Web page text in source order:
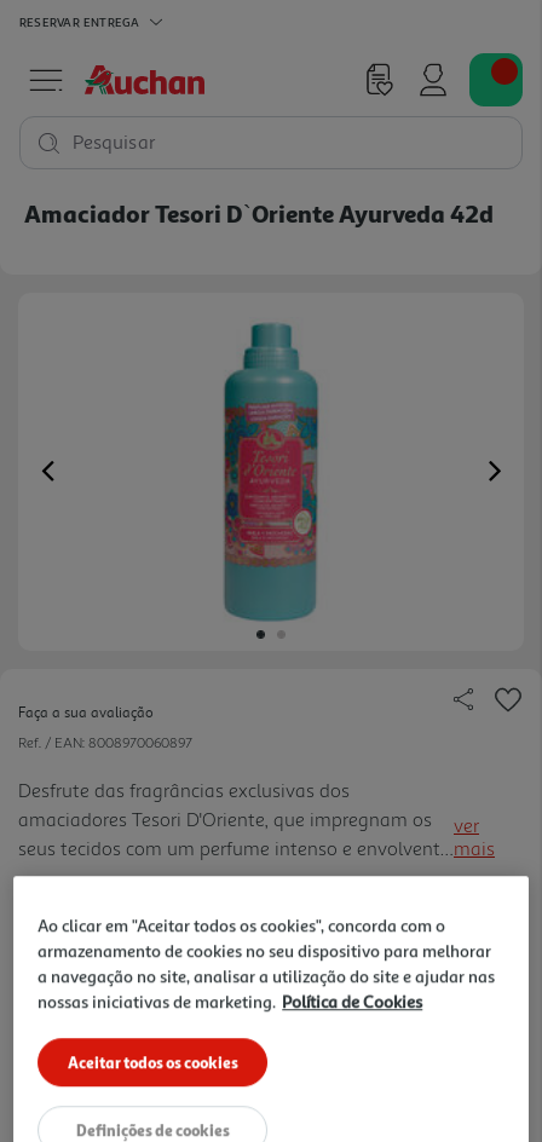
RESERVAR ENTREGA
Pesquisar
Amaciador Tesori D`oriente Ayurveda 42d
Previous
Faça a sua avaliação
Ref. / EAN: 8008970060897
Desfrute das fragrâncias exclusivas dos
amaciadores Tesori D'Oriente, que impregnam os
seus tecidos com um perfume intenso e envolvente,
deixando uma sensação única de bem-estar e
com delicadas notas cítrica s, é enriquecida com
preciosas microcápsulas aromáticas, que libertam
notas de perfume exóticas e delicadas na roupa. A
facilita o engomar.
ver
mais
3,19 €
Notas de preparação
Ao clicar em "Aceitar todos os cookies", concorda com o
armazenamento de cookies no seu dispositivo para melhorar
a navegação no site, analisar a utilização do site e ajudar nas
nossas iniciativas de marketing. Política de Cookies
Aceitar todos os cookies
Definições de cookies